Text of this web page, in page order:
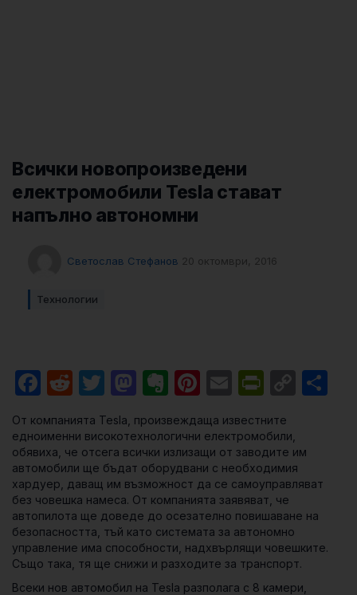
Всички новопроизведени
електромобили Tesla стават
напълно автономни
Светослав Стефанов 20 октомври, 2016
Технологии
Facebook
RedditTwitter
Mastodon
Evernote
Pinterest
Email
От компанията Tesla, произвеждаща известните
едноименни високотехнологични електромобили,
обявиха, че отсега всички излизащи от заводите им
автомобили ще бъдат оборудвани с необходимия
хардуер, даващ им възможност да се самоуправляват
без човешка намеса. От компанията заявяват, че
автопилота ще доведе до осезателно повишаване на
безопасността, тъй като системата за автономно
управление има способности, надхвърлящи човешките.
Също така, тя ще снижи и разходите за транспорт.
Всеки нов автомобил на Tesla разполага с 8 камери,